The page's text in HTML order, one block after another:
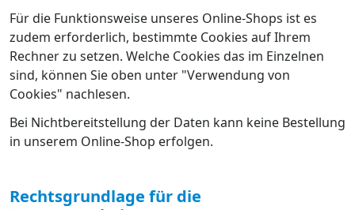
Für die Funktionsweise unseres Online-Shops ist es
zudem erforderlich, bestimmte Cookies auf Ihrem
Rechner zu setzen. Welche Cookies das im Einzelnen
sind, können Sie oben unter "Verwendung von
Cookies" nachlesen.
Bei Nichtbereitstellung der Daten kann keine Bestellung
in unserem Online-Shop erfolgen.
Rechtsgrundlage für die